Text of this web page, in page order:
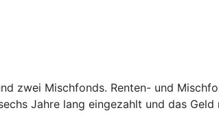
zwei Mischfonds. Renten- und
Jahre lang eingezahlt und das